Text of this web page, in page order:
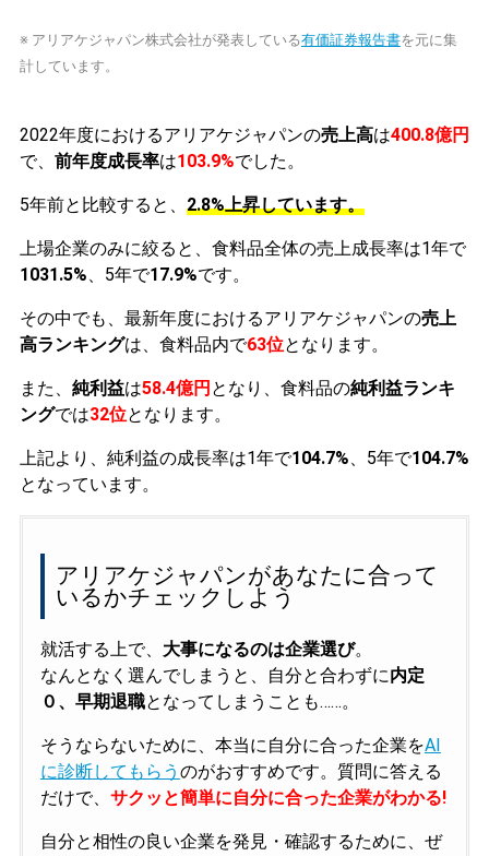
※ アリアケジャパン株式会社が発表している有価証券報告書を元に集
計しています。
2022年度におけるアリアケジャパンの売上高は400.8億円
で、 前年度成長率は103.9%でした。
5年前と比較すると、 2.8%上昇しています。
上場企業のみに絞ると、食料品全体の売上成長率は1年で
1031.5%、5年で17.9%です。
その中でも、最新年度におけるアリアケジャパンの売上
高ランキングは、食料品内で63位となります。
また、 純利益は58.4億円 となり、食料品の純利益ランキ
ングでは32位となります。
上記より、純利益の成長率は1年で104.7%、5年で104.7%
となっています。
アリアケジャパンがあなたに合って
いるかチェックしよう
就活する上で、 大事になるのは企業選び。
なんとなく選んでしまうと、自分と合わずに内定
０、早期退職となってしまうことも……。
そうならないために、本当に自分に合った企業をAI
に診断してもらう のがおすすめです。質問に答える
だけで、 サクッと簡単に自分に合った企業がわかる!
自分と相性の良い企業を発見・確認するために、ぜ